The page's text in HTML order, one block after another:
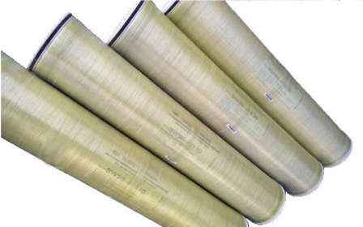
MAISON
PRODUITS
Treatment
Equipment
Co.,
Ltd..
Rights
Reserved.